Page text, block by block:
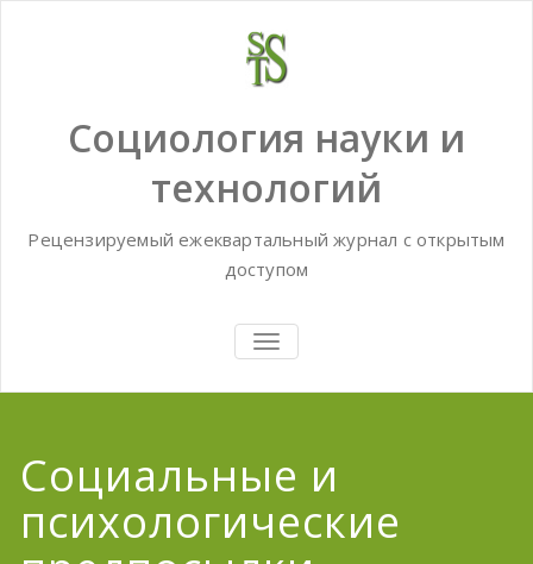
Социология науки и
технологий
Рецензируемый ежеквартальный журнал с открытым
доступом
TOGGLE
NAVIGATION
Социальные и
психологические